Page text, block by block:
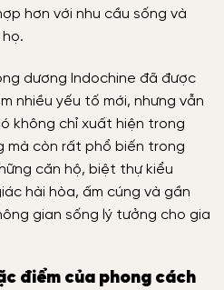
hơn với nhu cầu sống và
dương Indochine đã được
nhiều yếu tố mới, nhưng vẫn
không chỉ xuất hiện trong
mà còn rất phổ biến trong
căn hộ, biệt thự kiểu
hài hòa, ấm cúng và gần
gian sống lý tưởng cho gia
điểm của phong cách